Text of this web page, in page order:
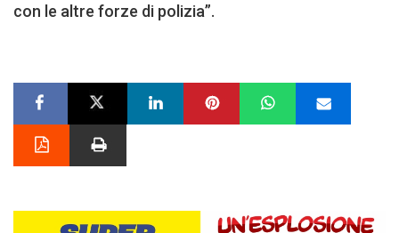
con le altre forze di polizia”.